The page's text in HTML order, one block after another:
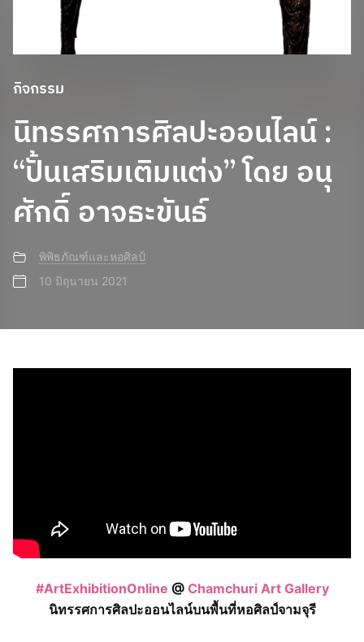
กิจกรรม
นิทรรศการศิลปะออนไลน์ :
“ปั้นเสริมเติมแต่ง” โดย อนุ
ศักดิ์ อาจธะขันธ์
พิพิธภัณฑ์และหอศิลป์
10 มิถุนายน 2021
#ArtExhibitionOnline @ Chamchuri Art Gallery
นิทรรศการศิลปะออนไลน์บนพื้นที่หอศิลป์จามจุรี